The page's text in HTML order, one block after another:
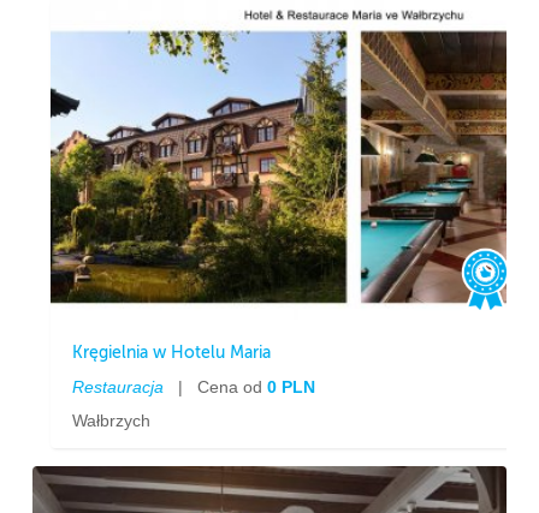
Kręgielnia w Hotelu Maria
Restauracja | Cena od0 PLN
Wałbrzych